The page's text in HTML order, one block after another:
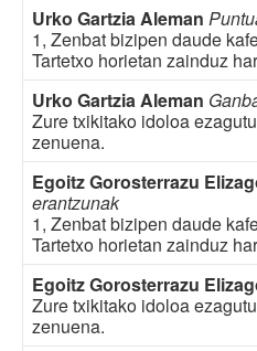
Urko Gartzia Aleman
1, Zenbat bizipen daude
Tartetxo horietan zainduz
Urko Gartzia Aleman
Zure txikitako idoloa
zenuena.
Egoitz Gorosterrazu
erantzunak
1, Zenbat bizipen daude
Tartetxo horietan zainduz
Egoitz Gorosterrazu
Zure txikitako idoloa
zenuena.